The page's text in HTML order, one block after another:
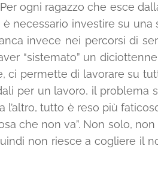
ogni ragazzo che esce
necessario investire su una
invece nei percorsi di
“sistemato” un
ci permette di lavorare su
per un lavoro, il problema
l’altro, tutto è reso più
che non va”. Non solo,
non riesce a cogliere il